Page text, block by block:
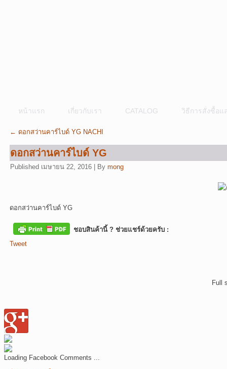
หน้าแรก เกี่ยวกับเรา CATALOG วิธีการสั่งซื้อแ
← ดอกสว่านคาร์ไบด์ YG NACHI
ดอกสว่านคาร์ไบด์ YG
Published เมษายน 22, 2016 By mong
ดอกสว่านคาร์ไบด์ YG
ชอบสินค้านี้ ? ช่วยแชร์ด้วยครับ :
Tweet
Full
Loading Facebook Comments ...